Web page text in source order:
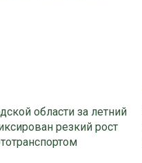
области за летний
резкий рост